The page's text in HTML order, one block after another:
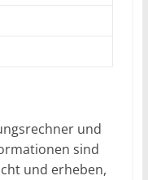
und
sind
und erheben,